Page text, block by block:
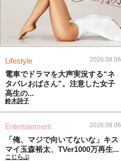
Lifestyle 2026.08.06
電車でドラマを大声実況する“ネ
タバレおばさん”。注意した女子
高生の...
鈴木詩子
Entertainment 2026.08.06
「俺、マジで向いてないな」キス
マイ玉森裕太、TVer1000万再生...
こじらぶ